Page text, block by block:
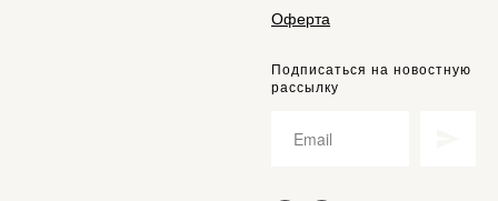
Оферта
Подписаться на новостную
рассылку